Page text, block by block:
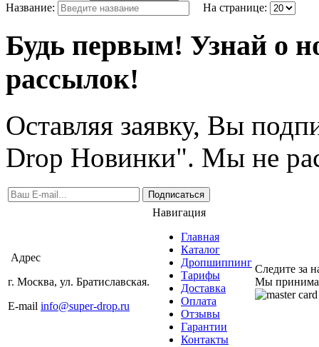
Название:
На странице:
Будь первым! Узнай о
рассылок!
Оставляя заявку, Вы
Drop Новинки". Мы не
Подписаться
Адрес
г. Москва, ул. Братиславская.
E-mail info@super-drop.ru
Навигация
Главная
Каталог
Дропшиппинг
Тарифы
Доставка
Оплата
Отзывы
Гарантии
Контакты
Следите за
Мы